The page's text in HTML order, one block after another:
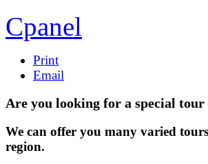
Cpanel
Print
Email
Are you looking for a special
We can offer you many varied
region.